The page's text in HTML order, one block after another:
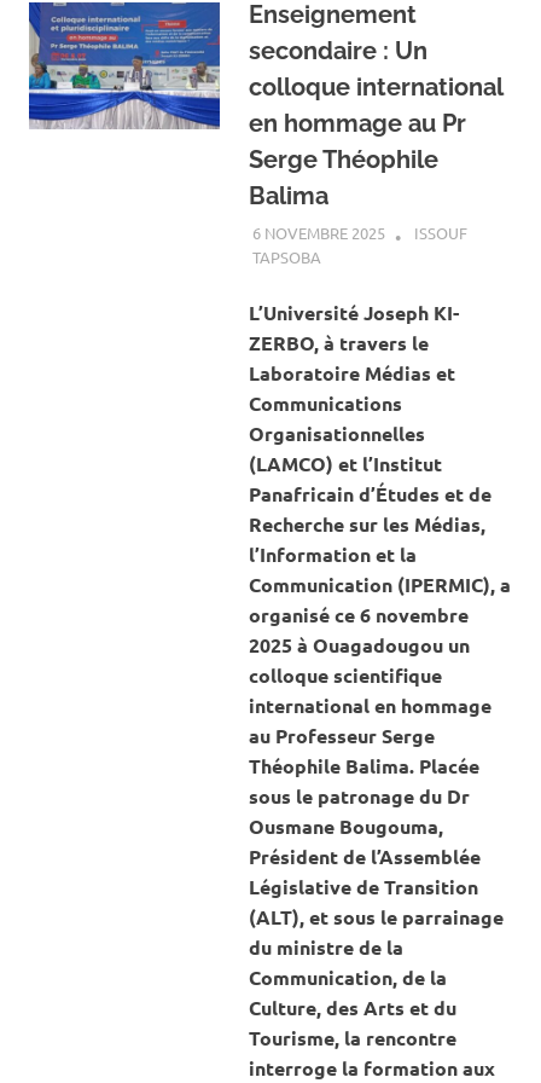
Enseignement
secondaire : Un
colloque international
en hommage au Pr
Serge Théophile
Balima
6 NOVEMBRE 2025
ISSOUF
TAPSOBA
L’Université Joseph KI-
ZERBO, à travers le
Laboratoire Médias et
Communications
Organisationnelles
(LAMCO) et l’Institut
Panafricain d’Études et de
Recherche sur les Médias,
l’Information et la
Communication (IPERMIC), a
organisé ce 6 novembre
2025 à Ouagadougou un
colloque scientifique
international en hommage
au Professeur Serge
Théophile Balima. Placée
sous le patronage du Dr
Ousmane Bougouma,
Président de l’Assemblée
Législative de Transition
(ALT), et sous le parrainage
du ministre de la
Communication, de la
Culture, des Arts et du
Tourisme, la rencontre
interroge la formation aux